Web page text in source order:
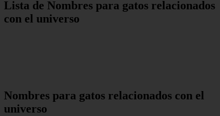
Lista de Nombres para gatos relacionados
con el universo
Nombres para gatos relacionados con el
universo